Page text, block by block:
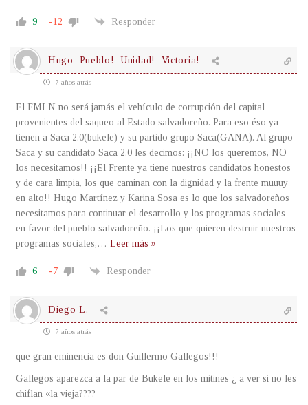
9 -12 Responder
Hugo=Pueblo!=Unidad!=Victoria!
7 años atrás
El FMLN no será jamás el vehículo de corrupción del capital
provenientes del saqueo al Estado salvadoreño. Para eso éso ya
tienen a Saca 2.0(bukele) y su partido grupo Saca(GANA). Al grupo
Saca y su candidato Saca 2.0 les decimos: ¡¡NO los queremos, NO
los necesitamos!! ¡¡El Frente ya tiene nuestros candidatos honestos
y de cara limpia, los que caminan con la dignidad y la frente muuuy
en alto!! Hugo Martínez y Karina Sosa es lo que los salvadoreños
necesitamos para continuar el desarrollo y los programas sociales
en favor del pueblo salvadoreño. ¡¡Los que quieren destruir nuestros
programas sociales, … Leer más »
6 -7 Responder
Diego L.
7 años atrás
que gran eminencia es don Guillermo Gallegos!!!
Gallegos aparezca a la par de Bukele en los mitines ¿ a ver si no les
chiflan «la vieja????